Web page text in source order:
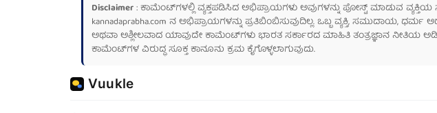
Disclaimer: ಕಾಮೆಂಟ್‌ಗಳಲ್ಲಿ ವ್ಯಕ್ತಪಡಿಸಿದ ಅಭಿಪ್ರಾಯಗಳು ಅವುಗಳನ್ನು ಪೋಸ್ಟ್ ಮಾಡುವ
kannadaprabha.com ನ ಅಭಿಪ್ರಾಯಗಳನ್ನು ಪ್ರತಿಬಿಂಬಿಸುವುದಿಲ್ಲ. ಒಬ್ಬ ವ್ಯಕ್ತಿ, ಸಮುದಾಯ, ಧರ್ಮ
ಅಥವಾ ಅಶ್ಲೀಲವಾದ ಯಾವುದೇ ಕಾಮೆಂಟ್‌ಗಳು ಭಾರತ ಸರ್ಕಾರದ ಮಾಹಿತಿ ತಂತ್ರಜ್ಞಾನ ನೀತಿಯ
ಕಾಮೆಂಟ್‌ಗಳ ವಿರುದ್ಧ ಸೂಕ್ತ ಕಾನೂನು ಕ್ರಮ ಕೈಗೊಳ್ಳಲಾಗುವುದು.